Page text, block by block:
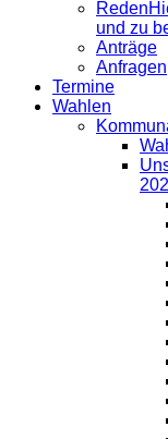
Reden
und zu
Anträge
Anfragen
Termine
Wahlen